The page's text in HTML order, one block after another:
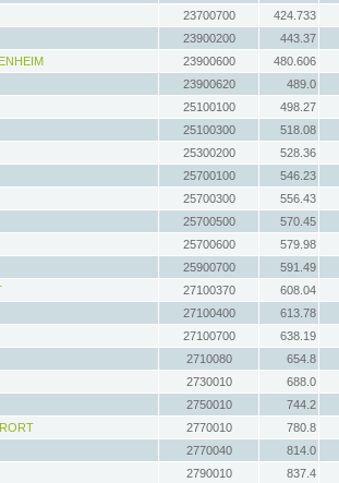
23700700
424.733
23900200
443.37
23900600
480.606
23900620
489.0
25100100
498.27
25100300
518.08
25300200
528.36
25700100
546.23
25700300
556.43
25700500
570.45
25700600
579.98
25900700
591.49
27100370
608.04
27100400
613.78
27100700
638.19
2710080
654.8
2730010
688.0
2750010
744.2
2770010
780.8
2770040
814.0
2790010
837.4